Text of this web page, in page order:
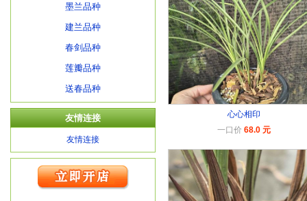
墨兰品种
建兰品种
春剑品种
莲瓣品种
送春品种
友情连接
友情连接
心心相印
一口价 68.0 元